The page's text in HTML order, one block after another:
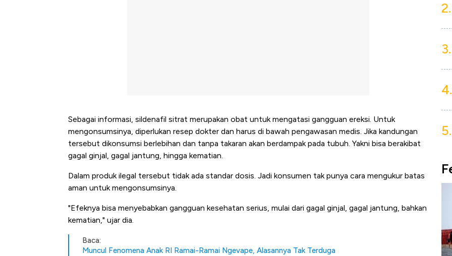
Sebagai informasi, sildenafil sitrat merupakan obat untuk mengatasi gangguan ereksi. Untuk
mengonsumsinya, diperlukan resep dokter dan harus di bawah pengawasan medis. Jika kandungan
tersebut dikonsumsi berlebihan dan tanpa takaran akan berdampak pada tubuh. Yakni bisa berakibat
gagal ginjal, gagal jantung, hingga kematian.
Dalam produk ilegal tersebut tidak ada standar dosis. Jadi konsumen tak punya cara mengukur batas
aman untuk mengonsumsinya.
"Efeknya bisa menyebabkan gangguan kesehatan serius, mulai dari gagal ginjal, gagal jantung, bahkan
kematian," ujar dia.
Baca:
Muncul Fenomena Anak RI Ramai-Ramai Ngevape, Alasannya Tak Terduga
2.
3.
4.
5.